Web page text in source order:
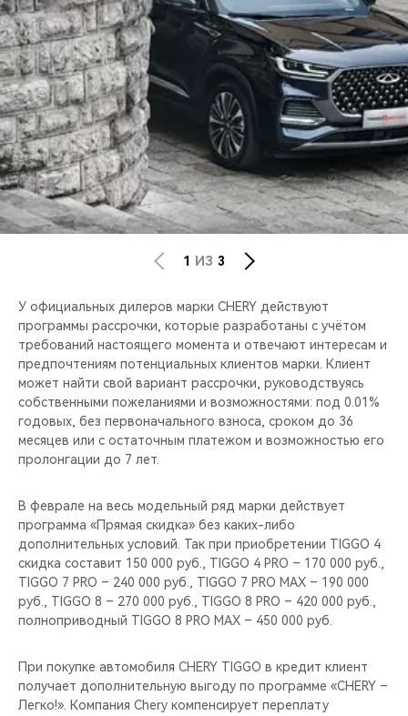
CHERY И СПОРТ
НАШИ МЕРОПРИЯТИЯ
ВИДЕООБЗОРЫ
CHERY ДЛЯ ДЕТЕЙ
1 ИЗ 3
У официальных дилеров марки CHERY действуют
программы рассрочки, которые разработаны с учётом
требований настоящего момента и отвечают интересам и
предпочтениям потенциальных клиентов марки. Клиент
может найти свой вариант рассрочки, руководствуясь
собственными пожеланиями и возможностями: под 0.01%
годовых, без первоначального взноса, сроком до 36
месяцев или с остаточным платежом и возможностью его
пролонгации до 7 лет.
В феврале на весь модельный ряд марки действует
программа «Прямая скидка» без каких-либо
дополнительных условий. Так при приобретении TIGGO 4
скидка составит 150 000 руб., TIGGO 4 PRO – 170 000 руб.,
TIGGO 7 PRO – 240 000 руб., TIGGO 7 PRO MAX – 190 000
руб., TIGGO 8 – 270 000 руб., TIGGO 8 PRO – 420 000 руб.,
полноприводный TIGGO 8 PRO MAX – 450 000 руб.
При покупке автомобиля CHERY TIGGO в кредит клиент
получает дополнительную выгоду по программе «CHERY –
Легко!». Компания Chery компенсирует переплату